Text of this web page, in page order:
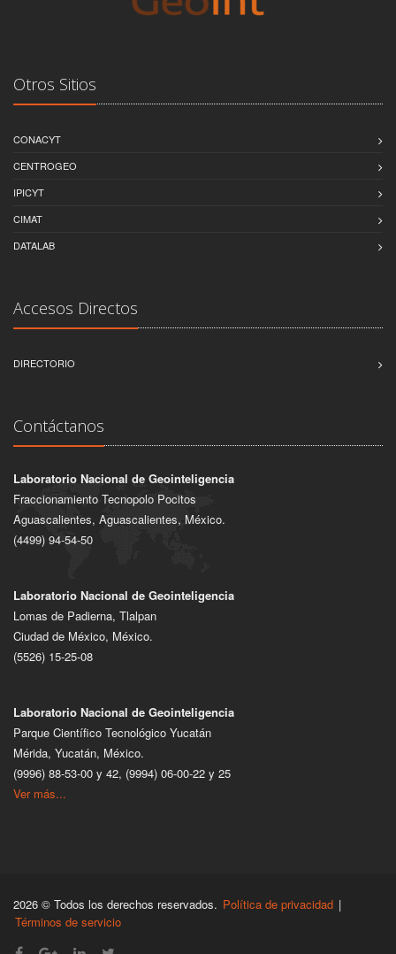
Otros Sitios
CONACYT
CENTROGEO
IPICYT
CIMAT
DATALAB
Accesos Directos
DIRECTORIO
Contáctanos
Laboratorio Nacional de Geointeligencia
Fraccionamiento Tecnopolo Pocitos
Aguascalientes, Aguascalientes, México.
(4499) 94-54-50
Laboratorio Nacional de Geointeligencia
Lomas de Padierna, Tlalpan
Ciudad de México, México.
(5526) 15-25-08
Laboratorio Nacional de Geointeligencia
Parque Científico Tecnológico Yucatán
Mérida, Yucatán, México.
(9996) 88-53-00 y 42, (9994) 06-00-22 y 25
Ver más...
2026 © Todos los derechos reservados. Política de privacidad |
Términos de servicio